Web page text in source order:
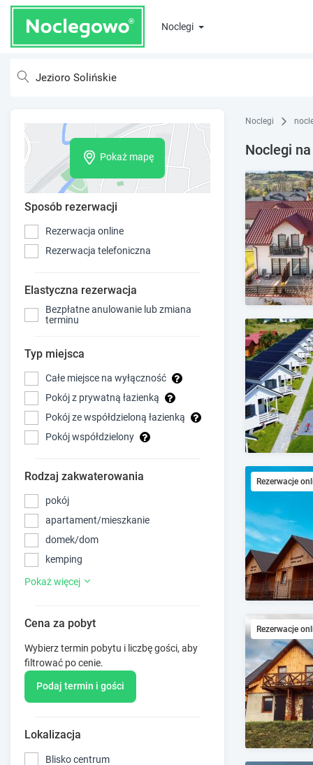
Noclegi
Pokaż mapę
Sposób rezerwacji
Rezerwacja online
Rezerwacja telefoniczna
Elastyczna rezerwacja
Bezpłatne anulowanie lub zmiana
terminu
Typ miejsca
Całe miejsce na wyłączność
Pokój z prywatną łazienką
Pokój ze współdzieloną łazienką
Pokój współdzielony
Rodzaj zakwaterowania
pokój
apartament/mieszkanie
domek/dom
kemping
Pokaż więcej
Cena za pobyt
Wybierz termin pobytu i liczbę gości, aby
filtrować po cenie.
Podaj termin i gości
Lokalizacja
Blisko centrum
Noclegi
Noclegi
Rezerwacje
Rezerwacje